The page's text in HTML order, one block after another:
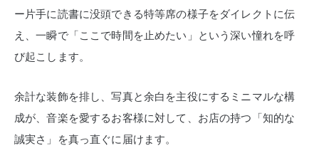
ー片手に読書に没頭できる特等席の様子をダイレクトに伝
え、一瞬で「ここで時間を止めたい」という深い憧れを呼
び起こします。
余計な装飾を排し、写真と余白を主役にするミニマルな構
成が、音楽を愛するお客様に対して、お店の持つ「知的な
誠実さ」を真っ直ぐに届けます。